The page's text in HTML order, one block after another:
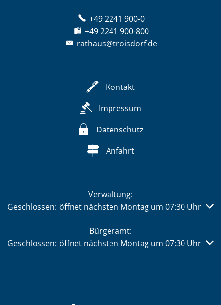
+49 2241 900-0
+49 2241 900-800
rathaus@troisdorf.de
Kontakt
Impressum
Datenschutz
Anfahrt
Verwaltung:
Klicken, um weitere Öffnungs- oder Schließzeiten
Geschlossen: öffnet nächsten Montag um 07:30 Uhr
Bürgeramt:
Klicken, um weitere Öffnungs- oder Schließzeiten
Geschlossen: öffnet nächsten Montag um 07:30 Uhr